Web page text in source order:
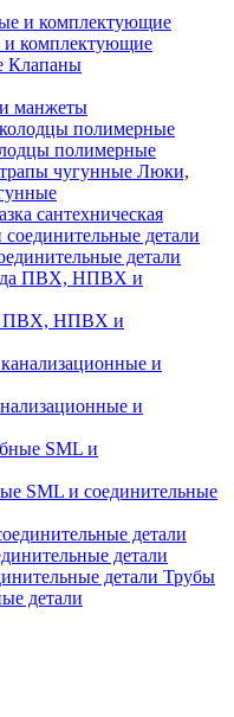
и комплектующие
Клапаны
манжеты
полимерные
Люки,
сантехническая
детали
ПВХ, НПВХ и
и
SML и соединительные
детали
Трубы
детали